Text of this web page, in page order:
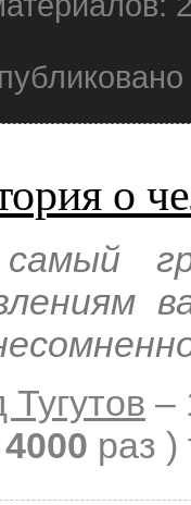
о
–
4000 раз )